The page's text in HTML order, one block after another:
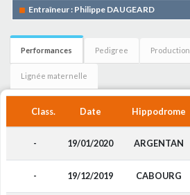
Entraîneur : Philippe DAUGEARD
Performances Pedigree Production
Lignée maternelle
Class. Date Hippodrome
- 19/01/2020 ARGENTAN
- 19/12/2019 CABOURG